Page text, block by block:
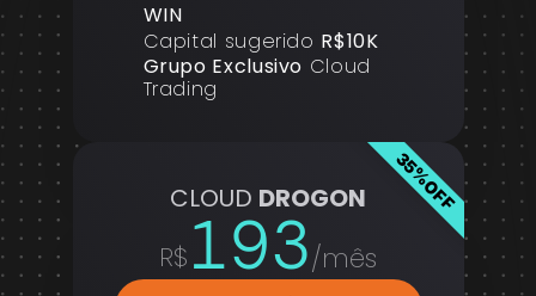
WIN
Capital sugerido R$10K
Grupo Exclusivo Cloud
Trading
CLOUD DROGON
R$193/mês
35%OFF